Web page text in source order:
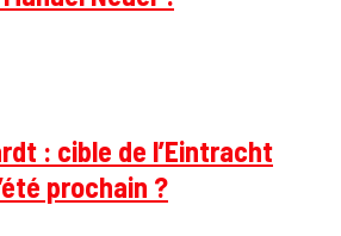
: cible de l’Eintracht
prochain ?